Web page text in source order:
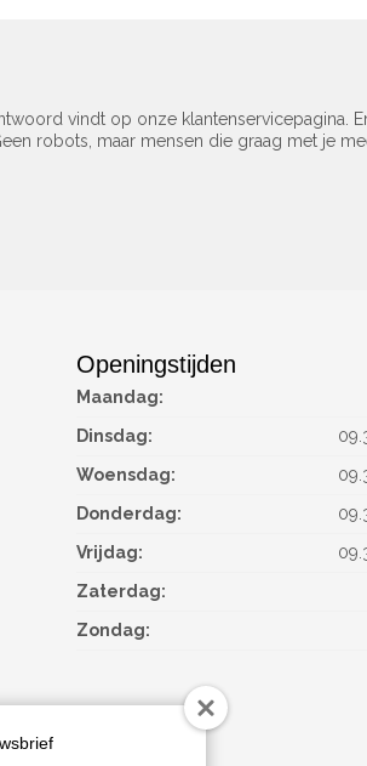
vindt op onze klantenservicepagina.
robots, maar mensen die graag met je
Openingstijden
Maandag:
Dinsdag:
Woensdag:
Donderdag:
Vrijdag:
Zaterdag:
Zondag: